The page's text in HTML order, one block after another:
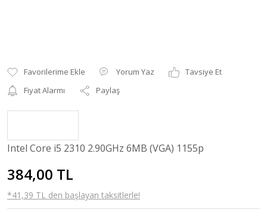
Yorum Yaz
Tavsiye Et
Fiyat Alarmı
Paylaş
Intel Core i5 2310 2.90GHz 6MB (VGA) 1155p
384,00 TL
*41,39 TL den başlayan taksitlerle!